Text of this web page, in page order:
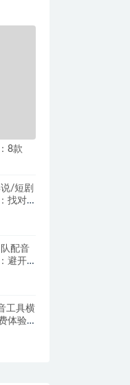
8款
/短剧
找对
配音
避开
工具横
体验